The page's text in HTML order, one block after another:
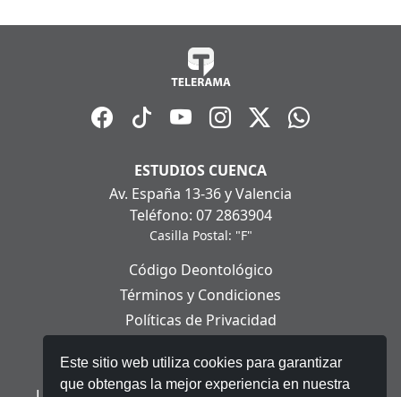
Este sitio web utiliza cookies para garantizar
que obtengas la mejor experiencia en nuestra
ESTUDIOS CUENCA
Av. España 13-36 y Valencia
Teléfono: 07 2863904
Casilla Postal: "F"
Código Deontológico
Términos y Condiciones
Políticas de Privacidad
Aviso Legal